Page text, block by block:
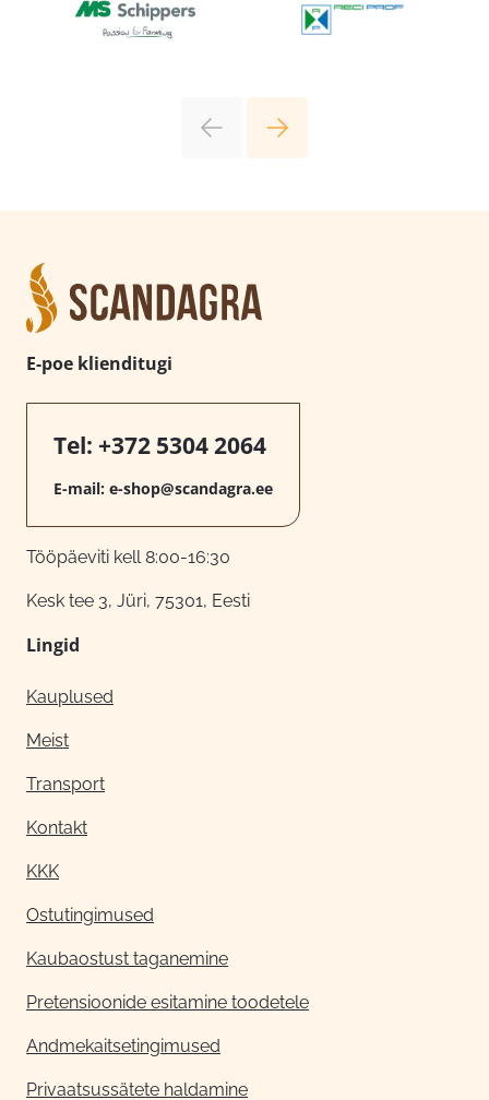
E-poe klienditugi
Tel: +372 5304 2064
E-mail: e-shop@scandagra.ee
Tööpäeviti kell 8:00-16:30
Kesk tee 3, Jüri, 75301, Eesti
Lingid
Kauplused
Meist
Transport
Kontakt
KKK
Ostutingimused
Kaubaostust taganemine
Pretensioonide esitamine toodetele
Andmekaitsetingimused
Privaatsussätete haldamine